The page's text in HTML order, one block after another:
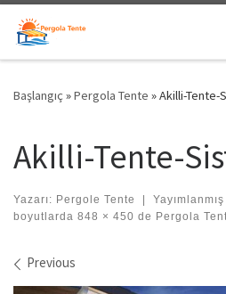
Skip to content
Başlangıç »Pergola Tente »Akilli-Tente-
Akilli-Tente-
Yazarı: Pergole Tente | Yayımlanmış
boyutlarda 848 × 450 de Pergola
Images navigation
Previous